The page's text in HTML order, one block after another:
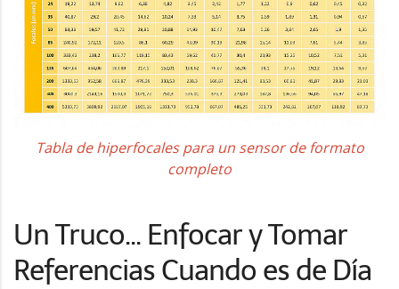
Tabla de hiperfocales para un sensor de formato
completo
Un Truco... Enfocar y Tomar
Referencias Cuando es de Día